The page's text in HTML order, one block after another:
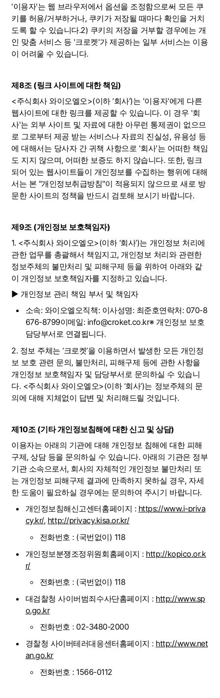
'이용자'는 웹 브라우저에서 옵션을 조정함으로써 모든 쿠
키를 허용/거부하거나, 쿠키가 저장될 때마다 확인을 거치
도록 할 수 있습니다.2) 쿠키의 저장을 거부할 경우에는 개
인 맞춤 서비스 등 '크로켓'가 제공하는 일부 서비스는 이용
이 어려울 수 있습니다.
제8조 (링크 사이트에 대한 책임)
<주식회사 와이오엘오>(이하 ‘회사’)는 '이용자'에게 다른
웹사이트에 대한 링크를 제공할 수 있습니다. 이 경우 '회
사'는 외부 사이트 및 자료에 대한 아무런 통제권이 없으므
로 그로부터 제공 받는 서비스나 자료의 진실성, 유용성 등
에 대해서는 당사자 간 귀책 사항으로 '회사'는 어떠한 책임
도 지지 않으며, 어떠한 보증도 하지 않습니다. 또한, 링크
되어 있는 웹사이트들이 개인정보를 수집하는 행위에 대해
서는 본 "개인정보취급방침"이 적용되지 않으므로 새로 방
문한 사이트의 정책을 반드시 검토해 보시기 바랍니다.
제9조 (개인정보 보호책임자)
1. <주식회사 와이오엘오>(이하 ‘회사’)는 개인정보 처리에
관한 업무를 총괄해서 책임지고, 개인정보 처리와 관련한
정보주체의 불만처리 및 피해구제 등을 위하여 아래와 같
이 개인정보 보호책임자를 지정하고 있습니다.
▶ 개인정보 관리 책임 부서 및 책임자
소속: 와이오엘오직책: 이사성명: 최준호연락처: 070-8
676-8799이메일: info@croket.co.kr※ 개인정보 보호
담당부서로 연결됩니다.
2. 정보 주체는 ‘크로켓’을 이용하면서 발생한 모든 개인정
보 보호 관련 문의, 불만처리, 피해구제 등에 관한 사항을
개인정보 보호책임자 및 담당부서로 문의하실 수 있습니
다. <주식회사 와이오엘오>(이하 ‘회사’)는 정보주체의 문
의에 대해 지체없이 답변 및 처리해드릴 것입니다.
제10조 (기타 개인정보침해에 대한 신고 및 상담)
이용자는 아래의 기관에 대해 개인정보 침해에 대한 피해
구제, 상담 등을 문의하실 수 있습니다. 아래의 기관은 정부
기관 소속으로서, 회사의 자체적인 개인정보 불만처리 또
는 개인정보 피해구제 결과에 만족하지 못하실 경우, 자세
한 도움이 필요하실 경우에는 문의하여 주시기 바랍니다.
개인정보침해신고센터홈페이지 : https://www.i-priva
cy.kr/, http://privacy.kisa.or.kr/
전화번호 : (국번없이) 118
개인정보분쟁조정위원회홈페이지 : http://kopico.or.k
r/
전화번호 : (국번없이) 118
대검찰청 사이버범죄수사단홈페이지 : http://www.sp
o.go.kr
전화번호 : 02-3480-2000
경찰청 사이버테러대응센터홈페이지 : http://www.net
an.go.kr
전화번호 : 1566-0112